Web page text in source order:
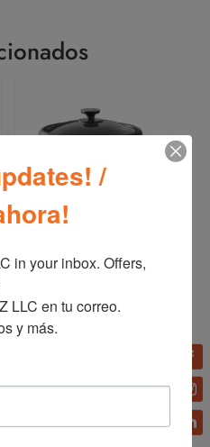
Función Mantener
Caliente 10-12 Tazas
/
in your inbox. Offers,
LLC en tu correo.
y más.